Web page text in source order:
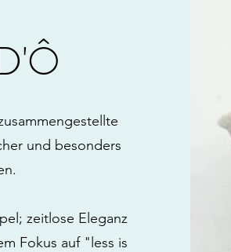
und besonders
zeitlose Eleganz
Fokus auf "less is